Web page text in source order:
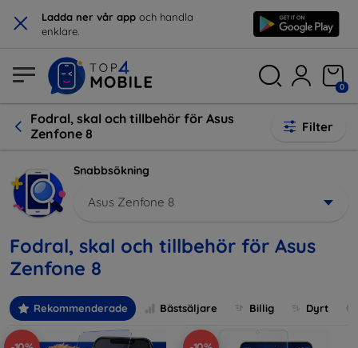
× Ladda ner vår app och handla
enklare.
0
Fodral, skal och tillbehör för Asus
Zenfone 8
Filter
Snabbsökning
Asus Zenfone 8
Fodral, skal och tillbehör för Asus
Zenfone 8
Rekommenderade Bästsäljare Billig Dyrt